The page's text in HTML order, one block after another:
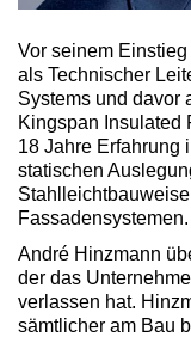
Vor seinem
als Technischer
Systems und davor
Kingspan Insulated
18 Jahre Erfahrung
statischen
Fassadensystemen.
André Hinzmann
der das
verlassen hat.
sämtlicher am Bau